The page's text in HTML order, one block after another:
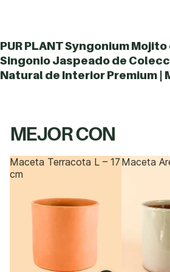
PUR PLANT Syngonium
Singonio Jaspeado de
Natural de Interior Premium |
MEJOR CON
Maceta Terracota L – 17
cm
Maceta